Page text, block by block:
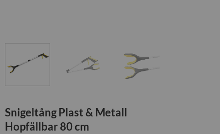
Snigeltång Plast & Metall
Hopfällbar 80 cm